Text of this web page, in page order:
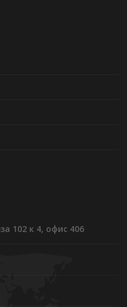
102 к 4, офис 406